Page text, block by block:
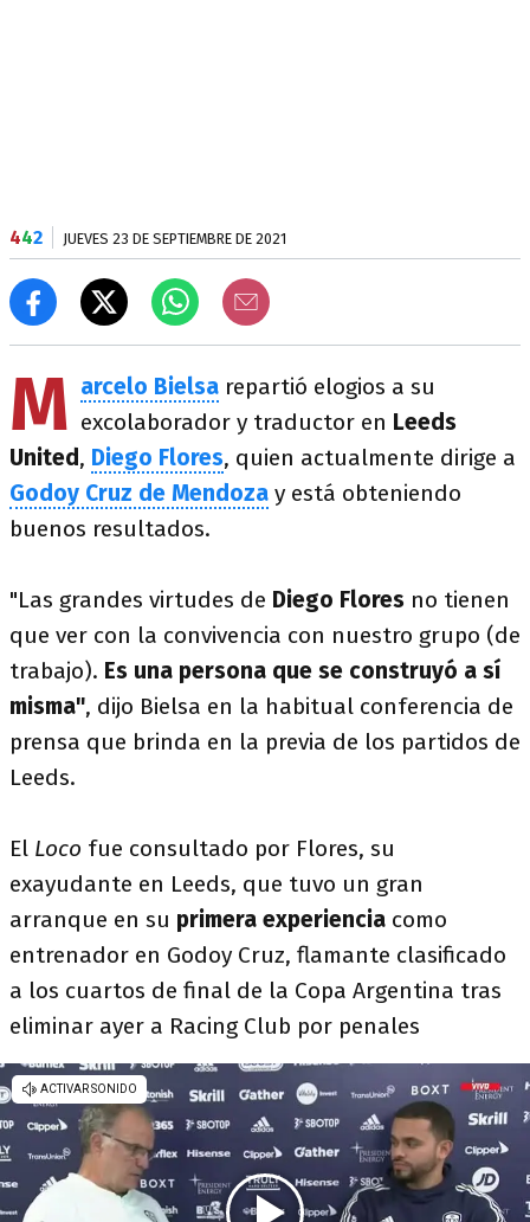
442 JUEVES 23 DE SEPTIEMBRE DE 2021
M arcelo Bielsa repartió elogios a su
excolaborador y traductor en Leeds
United, Diego Flores, quien actualmente dirige a
Godoy Cruz de Mendoza y está obteniendo
buenos resultados.
"Las grandes virtudes de Diego Flores no tienen
que ver con la convivencia con nuestro grupo (de
trabajo). Es una persona que se construyó a sí
misma", dijo Bielsa en la habitual conferencia de
prensa que brinda en la previa de los partidos de
Leeds.
El Loco fue consultado por Flores, su
exayudante en Leeds, que tuvo un gran
arranque en su primera experiencia como
entrenador en Godoy Cruz, flamante clasificado
a los cuartos de final de la Copa Argentina tras
eliminar ayer a Racing Club por penales